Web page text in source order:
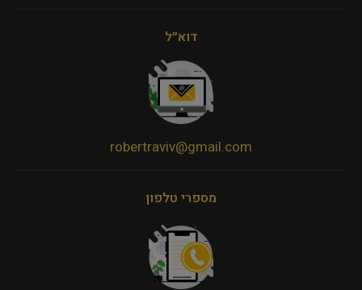
דוא״ל
robertraviv@gmail.com
מספרי טלפון